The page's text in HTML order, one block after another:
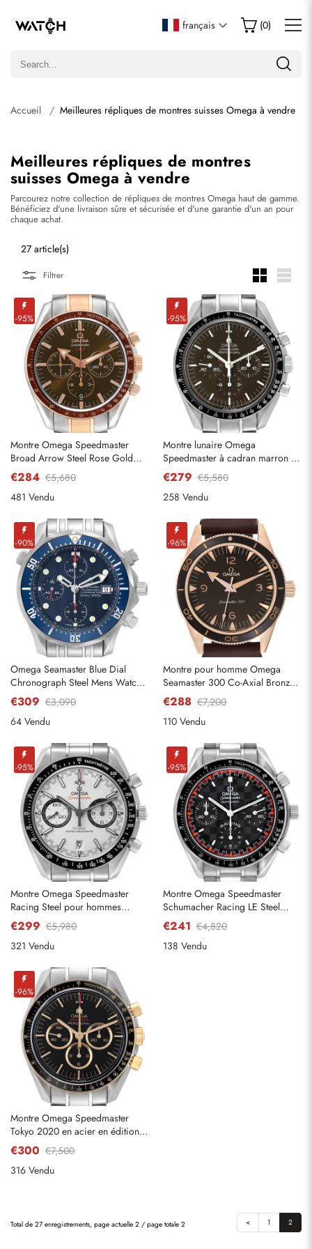
français (0)
Accueil Meilleures répliques de montres suisses Omega à vendre
Meilleures répliques de montres
suisses Omega à vendre
Parcourez notre collection de répliques de montres Omega haut de gamme.
Bénéficiez d'une livraison sûre et sécurisée et d'une garantie d'un an pour
chaque achat.
27 article(s)
Filtrer
-95%
Montre Omega Speedmaster
Broad Arrow Steel Rose Gold
pour homme
321.90.42.50.13.001
€284 €5,680
481 Vendu
-95%
Montre lunaire Omega
Speedmaster à cadran marron en
acier pour hommes
311.30.42.30.13.001
€279 €5,580
258 Vendu
-90%
Omega Seamaster Blue Dial
Chronograph Steel Mens Watch
2599.80.00
€309 €3,090
64 Vendu
-96%
Montre pour homme Omega
Seamaster 300 Co-Axial Bronze
Gold 234.92.41.21.10,001
€288 €7,200
110 Vendu
-95%
Montre Omega Speedmaster
Racing Steel pour hommes
329.30.44.51.04.001
€299 €5,980
321 Vendu
-95%
Montre Omega Speedmaster
Schumacher Racing LE Steel
pour homme 3518.50.00
€241 €4,820
138 Vendu
-96%
Montre Omega Speedmaster
Tokyo 2020 en acier en édition
limitée pour hommes
€300 €7,500
316 Vendu
Total de 27 enregistrements, page actuelle 2 / page totale 2 < 1 2
Envoyer